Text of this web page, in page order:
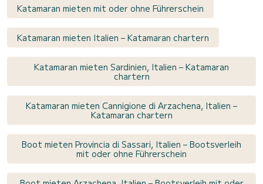
Katamaran mieten mit oder ohne Führerschein
Katamaran mieten Italien – Katamaran chartern
Katamaran mieten Sardinien, Italien – Katamaran
chartern
Katamaran mieten Cannigione di Arzachena, Italien –
Katamaran chartern
Boot mieten Provincia di Sassari, Italien – Bootsverleih
mit oder ohne Führerschein